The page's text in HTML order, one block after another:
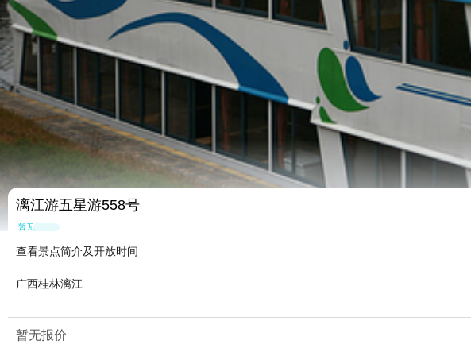
漓江游五星游558号
暂无点评
查看景点简介及开放时间
广西桂林漓江
暂无报价